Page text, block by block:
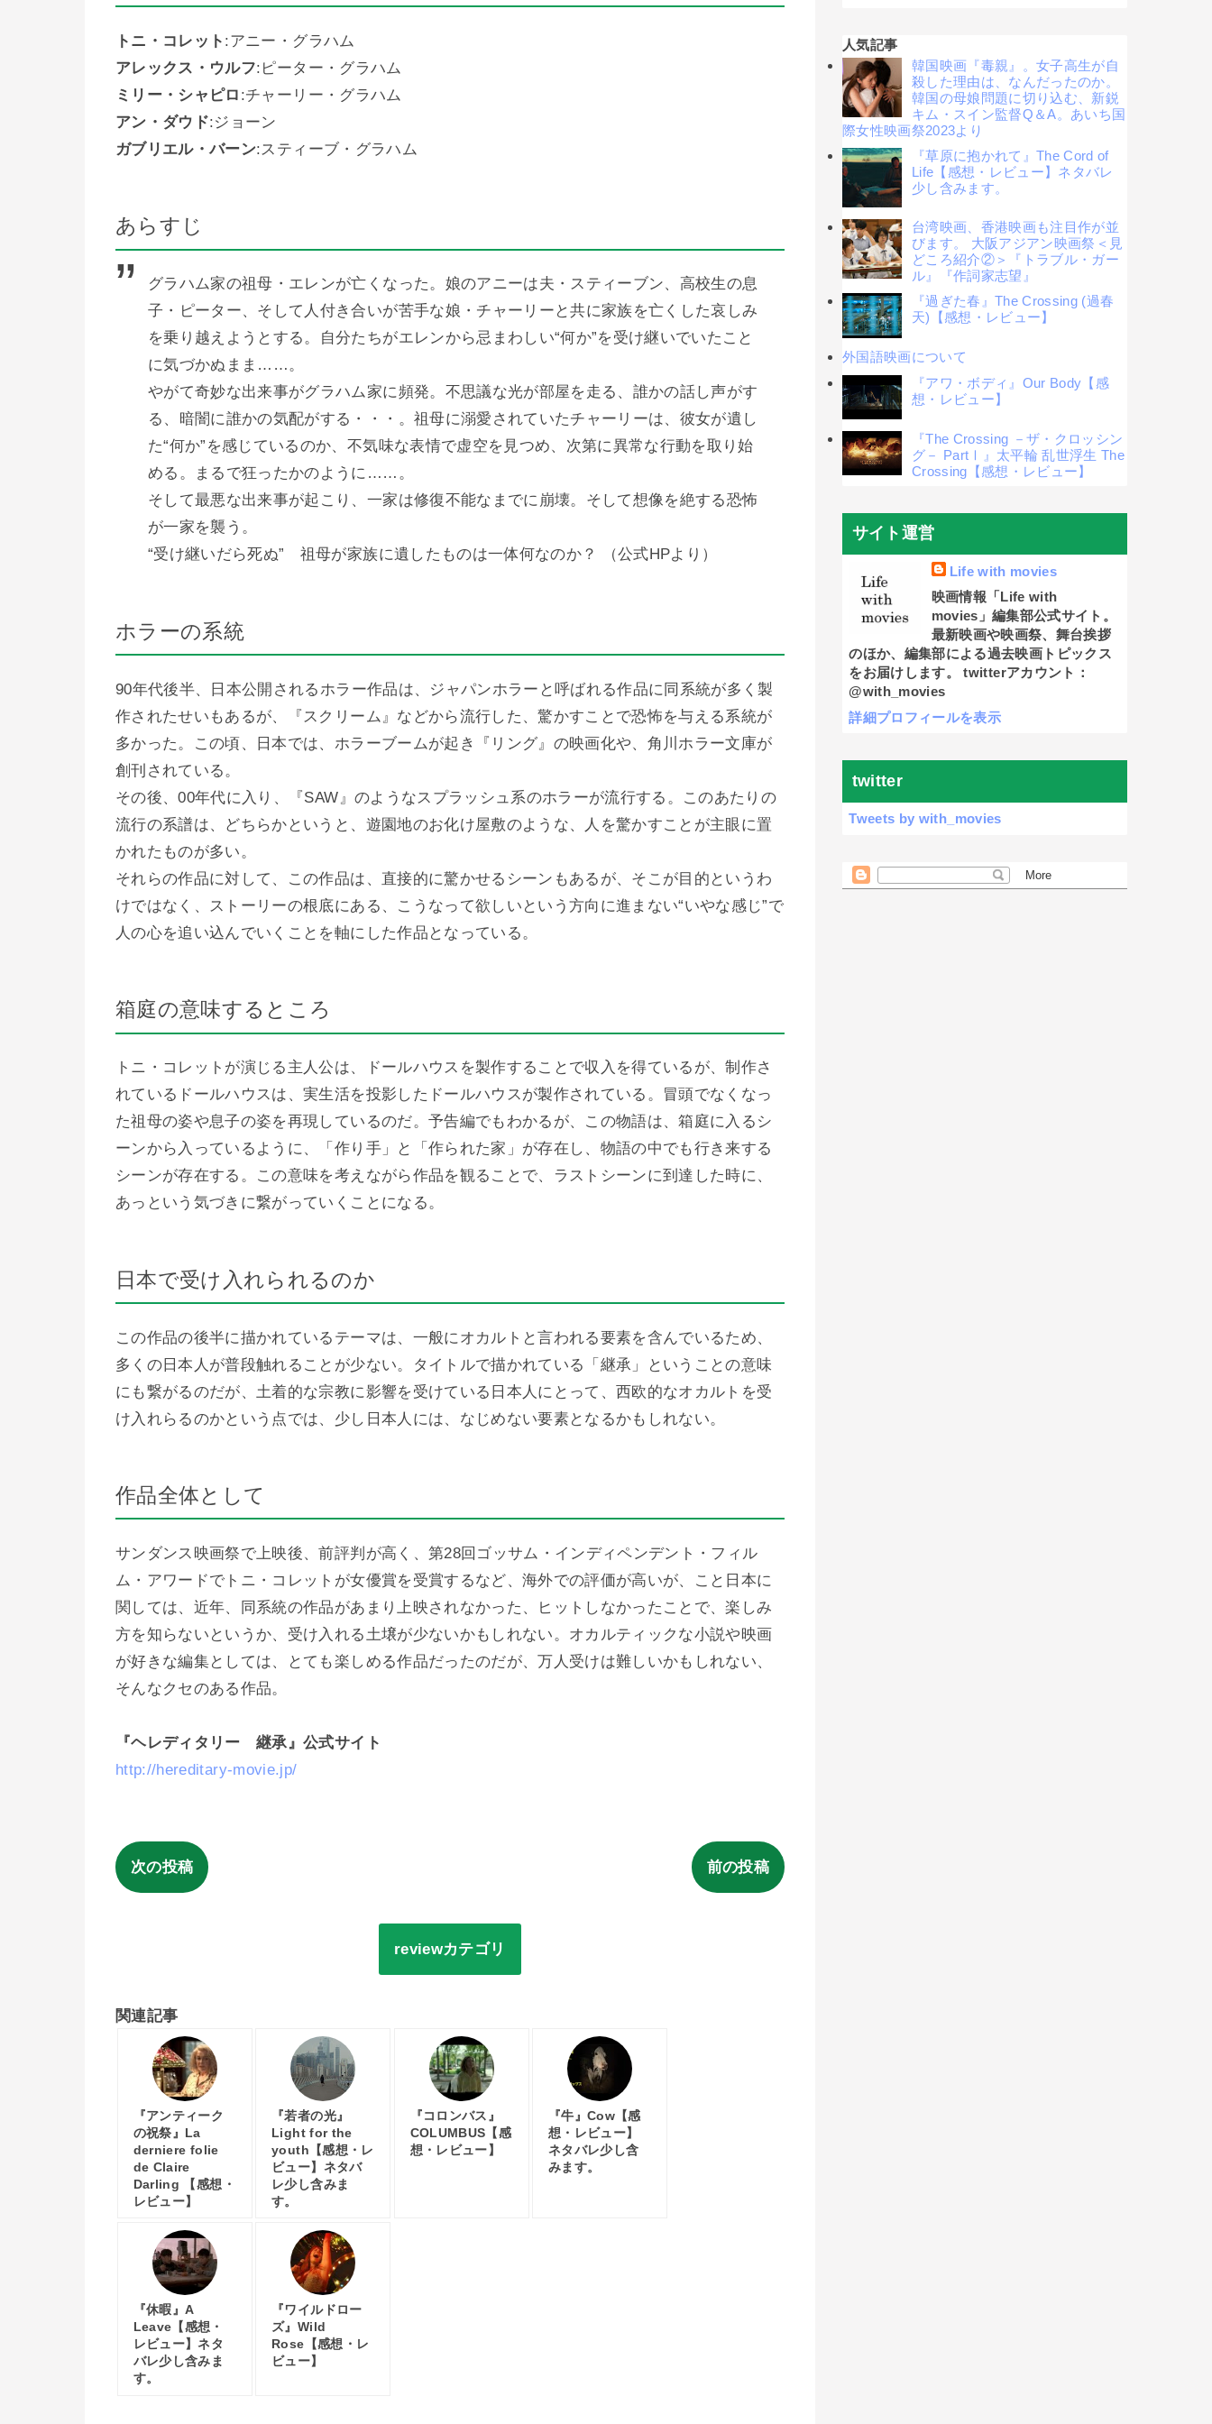
トニ・コレット :アニー・グラハム
アレックス・ウルフ:ピーター・グラハム
ミリー・シャピロ :チャーリー・グラハム
アン・ダウド:ジョーン
ガブリエル・バーン:スティーブ・グラハム
あらすじ
グラハム家の祖母・エレンが亡くなった。娘のアニーは夫・スティーブン、高校生の息
子・ピーター、そして人付き合いが苦手な娘・チャーリーと共に家族を亡くした哀しみ
を乗り越えようとする。自分たちがエレンから忌まわしい“何か”を受け継いでいたこと
に気づかぬまま……。
やがて奇妙な出来事がグラハム家に頻発。不思議な光が部屋を走る、誰かの話し声がす
る、暗闇に誰かの気配がする・・・。祖母に溺愛されていたチャーリーは、彼女が遺し
た“何か”を感じているのか、不気味な表情で虚空を見つめ、次第に異常な行動を取り始
める。まるで狂ったかのように……。
そして最悪な出来事が起こり、一家は修復不能なまでに崩壊。そして想像を絶する恐怖
が一家を襲う。
“受け継いだら死ぬ” 祖母が家族に遺したものは一体何なのか？ （公式HPより）
ホラーの系統
90年代後半、日本公開されるホラー作品は、ジャパンホラーと呼ばれる作品に同系統が多く製
作されたせいもあるが、『スクリーム』などから流行した、驚かすことで恐怖を与える系統が
多かった。この頃、日本では、ホラーブームが起き『リング』の映画化や、角川ホラー文庫が
創刊されている。
その後、00年代に入り、『SAW』のようなスプラッシュ系のホラーが流行する。このあたりの
流行の系譜は、どちらかというと、遊園地のお化け屋敷のような、人を驚かすことが主眼に置
かれたものが多い。
それらの作品に対して、この作品は、直接的に驚かせるシーンもあるが、そこが目的というわ
けではなく、ストーリーの根底にある、こうなって欲しいという方向に進まない“いやな感じ”で
人の心を追い込んでいくことを軸にした作品となっている。
箱庭の意味するところ
トニ・コレットが演じる主人公は、ドールハウスを製作することで収入を得ているが、制作さ
れているドールハウスは、実生活を投影したドールハウスが製作されている。冒頭でなくなっ
た祖母の姿や息子の姿を再現しているのだ。予告編でもわかるが、この物語は、箱庭に入るシ
ーンから入っているように、「作り手」と「作られた家」が存在し、物語の中でも行き来する
シーンが存在する。この意味を考えながら作品を観ることで、ラストシーンに到達した時に、
あっという気づきに繋がっていくことになる。
日本で受け入れられるのか
この作品の後半に描かれているテーマは、一般にオカルトと言われる要素を含んでいるため、
多くの日本人が普段触れることが少ない。タイトルで描かれている「継承」ということの意味
にも繋がるのだが、土着的な宗教に影響を受けている日本人にとって、西欧的なオカルトを受
け入れらるのかという点では、少し日本人には、なじめない要素となるかもしれない。
作品全体として
サンダンス映画祭で上映後、前評判が高く、第28回ゴッサム・インディペンデント・フィル
ム・アワードでトニ・コレットが女優賞を受賞するなど、海外での評価が高いが、こと日本に
関しては、近年、同系統の作品があまり上映されなかった、ヒットしなかったことで、楽しみ
方を知らないというか、受け入れる土壌が少ないかもしれない。オカルティックな小説や映画
が好きな編集としては、とても楽しめる作品だったのだが、万人受けは難しいかもしれない、
そんなクセのある作品。
『ヘレディタリー 継承』公式サイト
http://hereditary-movie.jp/
次の投稿 前の投稿
reviewカテゴリ
関連記事
『アンティーク
の祝祭』La
derniere folie
de Claire
Darling 【感想・
レビュー】
『若者の光』
Light for the
youth【感想・レ
ビュー】ネタバ
レ少し含みま
す。
『コロンバス』
COLUMBUS【感
想・レビュー】
『牛』Cow【感
想・レビュー】
ネタバレ少し含
みます。
『休暇』A
Leave【感想・
レビュー】ネタ
バレ少し含みま
す。
『ワイルドロー
ズ』Wild
Rose【感想・レ
ビュー】
人気記事
韓国映画『毒親』。女子高生が自
殺した理由は、なんだったのか。
韓国の母娘問題に切り込む、新鋭
キム・スイン監督Q＆A。あいち国
際女性映画祭2023より
『草原に抱かれて』The Cord of
Life【感想・レビュー】ネタバレ
少し含みます。
台湾映画、香港映画も注目作が並
びます。 大阪アジアン映画祭＜見
どころ紹介②＞『トラブル・ガー
ル』『作詞家志望』
『過ぎた春』The Crossing (過春
天)【感想・レビュー】
外国語映画について
『アワ・ボディ』Our Body【感
想・レビュー】
『The Crossing －ザ・クロッシン
グ－ PartⅠ』太平輪 乱世浮生 The
Crossing【感想・レビュー】
サイト運営
Life with movies
映画情報「Life with
movies」編集部公式サイト。
最新映画や映画祭、舞台挨拶
のほか、編集部による過去映画トピックス
をお届けします。 twitterアカウント：
@with_movies
詳細プロフィールを表示
twitter
Tweets by with_movies